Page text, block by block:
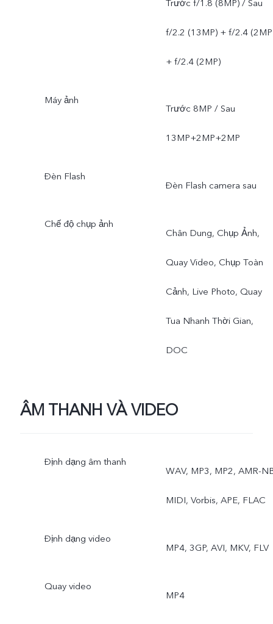
Trước f/1.8 (8MP) / Sau
f/2.2 (13MP) + f/2.4
+ f/2.4 (2MP)
Máy ảnh
Trước 8MP / Sau
13MP+2MP+2MP
Đèn Flash
Đèn Flash camera sau
Chế độ chụp ảnh
Chân Dung, Chụp Ảnh,
Quay Video, Chụp Toàn
Cảnh, Live Photo, Quay
Tua Nhanh Thời Gian,
DOC
ÂM THANH VÀ VIDEO
Định dạng âm thanh
WAV, MP3, MP2, AMR-
MIDI, Vorbis, APE, FLAC
Định dạng video
MP4, 3GP, AVI, MKV, FLV
Quay video
MP4